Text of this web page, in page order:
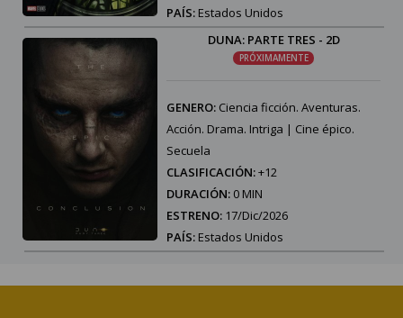
PAÍS: Estados Unidos
DUNA: PARTE TRES - 2D
PRÓXIMAMENTE
GENERO: Ciencia ficción. Aventuras.
Acción. Drama. Intriga | Cine épico.
Secuela
CLASIFICACIÓN:+12
DURACIÓN: 0 MIN
ESTRENO: 17/Dic/2026
PAÍS: Estados Unidos